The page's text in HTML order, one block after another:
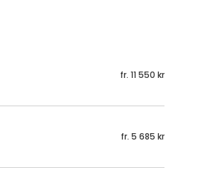
fr. 11 550 kr
fr. 5 685 kr